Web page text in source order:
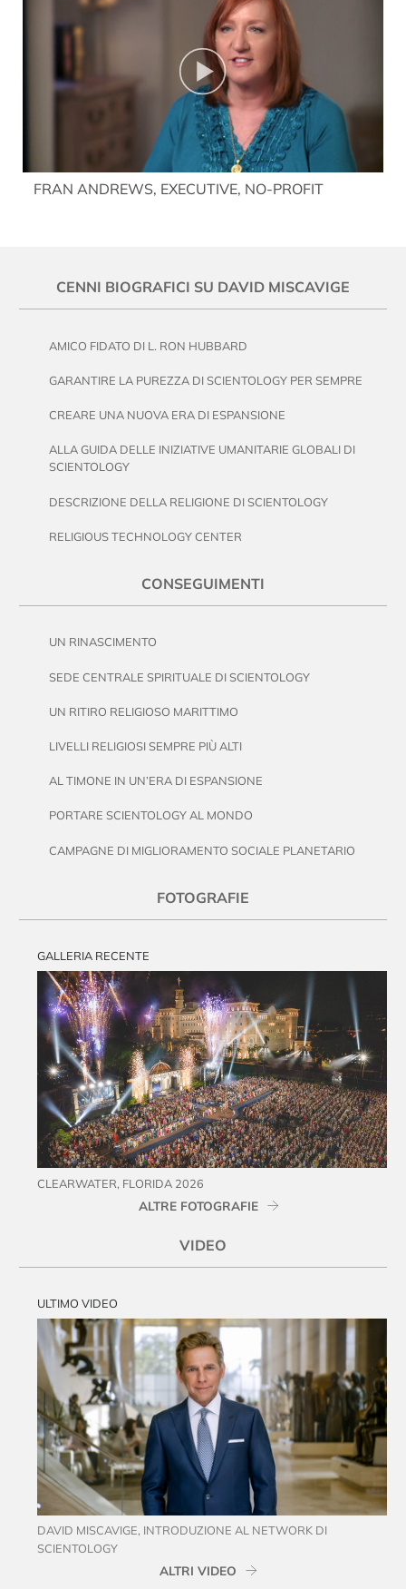
FRAN ANDREWS, EXECUTIVE, NO-PROFIT
CENNI BIOGRAFICI SU DAVID MISCAVIGE
AMICO FIDATO DI L. RON HUBBARD
GARANTIRE LA PUREZZA DI SCIENTOLOGY PER SEMPRE
CREARE UNA NUOVA ERA DI ESPANSIONE
ALLA GUIDA DELLE INIZIATIVE UMANITARIE GLOBALI DI
SCIENTOLOGY
DESCRIZIONE DELLA RELIGIONE DI SCIENTOLOGY
RELIGIOUS TECHNOLOGY CENTER
CONSEGUIMENTI
UN RINASCIMENTO
SEDE CENTRALE SPIRITUALE DI SCIENTOLOGY
UN RITIRO RELIGIOSO MARITTIMO
LIVELLI RELIGIOSI SEMPRE PIÙ ALTI
AL TIMONE IN UN’ERA DI ESPANSIONE
PORTARE SCIENTOLOGY AL MONDO
CAMPAGNE DI MIGLIORAMENTO SOCIALE PLANETARIO
FOTOGRAFIE
GALLERIA RECENTE
CLEARWATER, FLORIDA 2026
ALTRE FOTOGRAFIE
VIDEO
ULTIMO VIDEO
DAVID MISCAVIGE, INTRODUZIONE AL NETWORK DI
SCIENTOLOGY
ALTRI VIDEO